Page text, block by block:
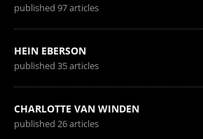
published 97 articles
HEIN EBERSON
published 35 articles
CHARLOTTE VAN WINDEN
published 26 articles